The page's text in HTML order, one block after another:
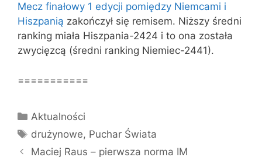
Mecz finałowy 1 edycji pomiędzy Niemcami i
Hiszpanią zakończył się remisem. Niższy średni
ranking miała Hiszpania-2424 i to ona została
zwycięzcą (średni ranking Niemiec-2441).
===========
Kategorie
Aktualności
Tagi
drużynowe, Puchar Świata
Maciej Raus – pierwsza norma IM